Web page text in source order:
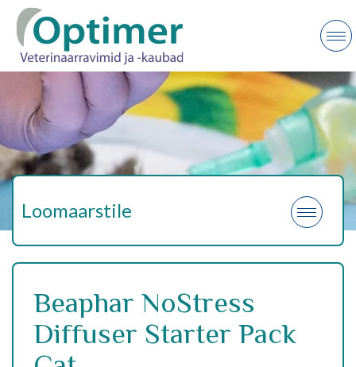
Loomaarstile
Beaphar NoStress
Diffuser Starter Pack